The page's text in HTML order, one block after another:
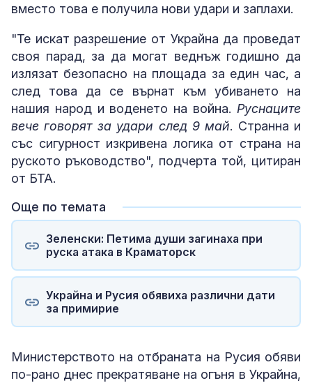
вместо това е получила нови удари и заплахи.
"Те искат разрешение от Украйна да проведат
своя парад, за да могат веднъж годишно да
излязат безопасно на площада за един час, а
след това да се върнат към убиването на
нашия народ и воденето на война. Руснаците
вече говорят за удари след 9 май. Странна и
със сигурност изкривена логика от страна на
руското ръководство", подчерта той, цитиран
от БТА.
Още по темата
Зеленски: Петима души загинаха при
руска атака в Краматорск
Украйна и Русия обявиха различни дати
за примирие
Министерството на отбраната на Русия обяви
по-рано днес прекратяване на огъня в Украйна,